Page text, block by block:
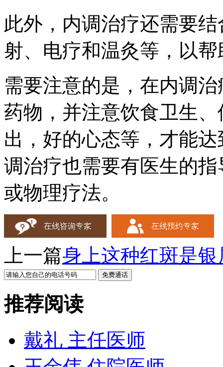
此外，内调治疗还需要
射、电疗和温灸等，以
需要注意的是，在内调
药物，并注意饮食卫生、
出，好的心态等，才能
调治疗也需要有医生的
或物理疗法。
上一篇身上这种红斑是银
推荐阅读
戴礼 主任医师